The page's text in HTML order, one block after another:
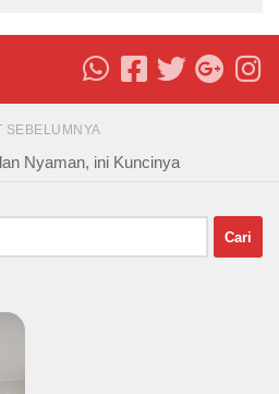
SEBELUMNYA
Nyaman, ini Kuncinya